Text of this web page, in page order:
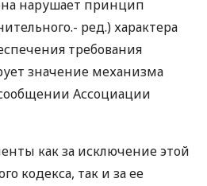
нарушает принцип
ред.) характера
требования
значение механизма
Ассоциации
как за исключение этой
кодекса, так и за ее